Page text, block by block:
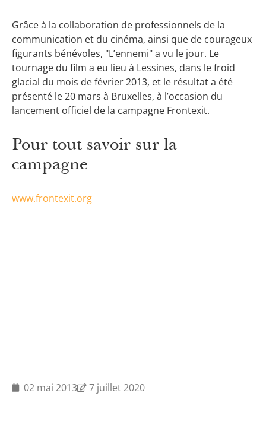
Grâce à la collaboration de professionnels de la
communication et du cinéma, ainsi que de courageux
figurants bénévoles, "L’ennemi" a vu le jour. Le
tournage du film a eu lieu à Lessines, dans le froid
glacial du mois de février 2013, et le résultat a été
présenté le 20 mars à Bruxelles, à l’occasion du
lancement officiel de la campagne Frontexit.
Pour tout savoir sur la
campagne
www.frontexit.org
02 mai 2013 7 juillet 2020